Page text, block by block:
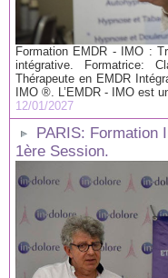
Formation EMDR - IMO :
intégrative. Formatrice:
Thérapeute en EMDR
IMO ®. L’EMDR - IMO est
12/01/2027
PARIS: Formation
1ère Session.